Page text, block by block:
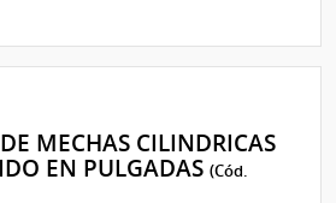
MECHAS CILINDRICAS
EN PULGADAS(Cód.